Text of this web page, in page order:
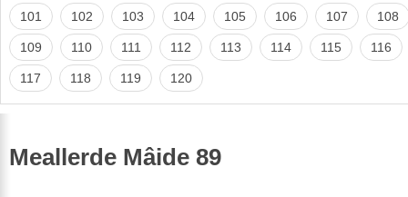
101 102 103 104 105 106 107 108
109 110 111 112 113 114 115 116
117 118 119 120
Meallerde Mâide 89